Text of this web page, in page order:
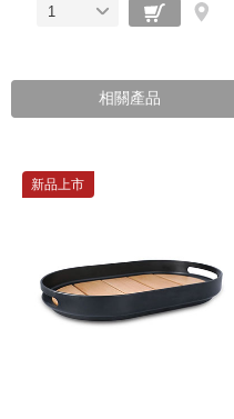
1
相關產品
新品上市